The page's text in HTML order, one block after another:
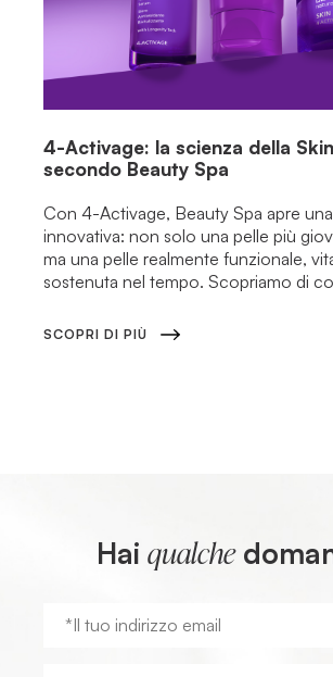
4-Activage: la scienza della
secondo Beauty Spa
Con 4-Activage, Beauty Spa apre
innovativa: non solo una pelle più
ma una pelle realmente funzionale,
sostenuta nel tempo. Scopriamo di
SCOPRI DI PIÙ
Hai qualche